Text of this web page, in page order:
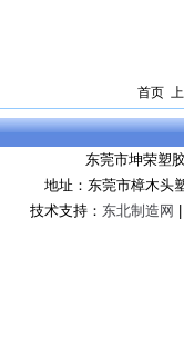
首页
东莞市坤荣塑
地址：东莞市樟木头
技术支持： 东北制造网